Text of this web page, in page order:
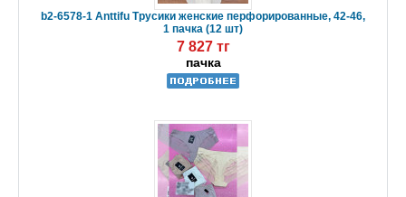
b2-6578-1 Anttifu Трусики женские перфорированные, 42-46,
1 пачка (12 шт)
7 827 тг
пачка